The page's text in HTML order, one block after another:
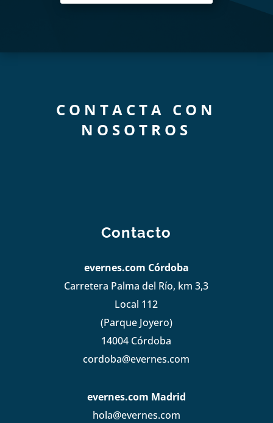
CONTACTA CON
NOSOTROS
Contacto
evernes.com Córdoba
Carretera Palma del Río, km 3,3
Local 112
(Parque Joyero)
14004 Córdoba
cordoba@evernes.com
evernes.com Madrid
hola@evernes.com